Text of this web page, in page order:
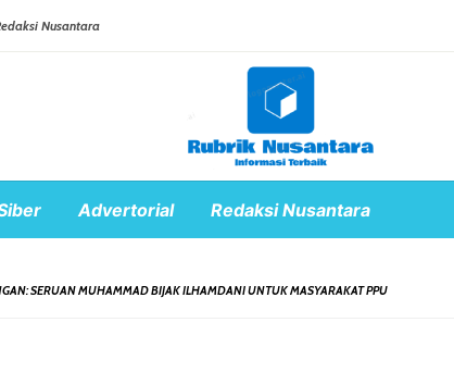
Nusantara
Advertorial Redaksi Nusantara
SERUAN MUHAMMAD BIJAK ILHAMDANI UNTUK MASYARAKAT PPU